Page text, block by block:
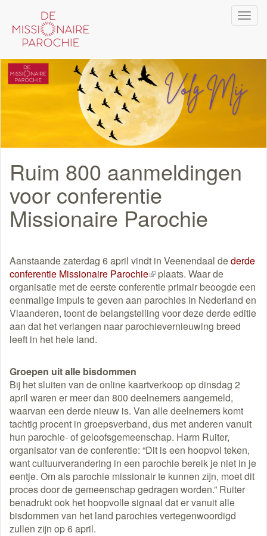
naar
inhoud
gaan
Ruim 800 aanmeldingen
voor conferentie
Missionaire Parochie
Aanstaande zaterdag 6 april vindt in Veenendaal dederde
conferentie Missionaire Parochie(externe
link)
plaats. Waar de
organisatie met de eerste conferentie primair beoogde een
eenmalige impuls te geven aan parochies in Nederland en
Vlaanderen, toont de belangstelling voor deze derde editie
aan dat het verlangen naar parochievernieuwing breed
leeft in het hele land.
Groepen uit alle bisdommen
Bij het sluiten van de online kaartverkoop op dinsdag 2
april waren er meer dan 800 deelnemers aangemeld,
waarvan een derde nieuw is. Van alle deelnemers komt
tachtig procent in groepsverband, dus met anderen vanuit
hun parochie- of geloofsgemeenschap. Harm Ruiter,
organisator van de conferentie: “Dit is een hoopvol teken,
want cultuurverandering in een parochie bereik je niet in je
eentje. Om als parochie missionair te kunnen zijn, moet dit
proces door de gemeenschap gedragen worden.” Ruiter
benadrukt ook het hoopvolle signaal dat er vanuit alle
bisdommen van het land parochies vertegenwoordigd
zullen zijn op 6 april.